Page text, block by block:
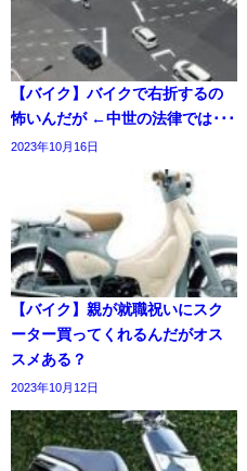
【バイク】バイクで右折するの
怖いんだが ←中世の法律では･･･
2023年10月16日
【バイク】親が就職祝いにスク
ーター買ってくれるんだがオス
スメある？
2023年10月12日